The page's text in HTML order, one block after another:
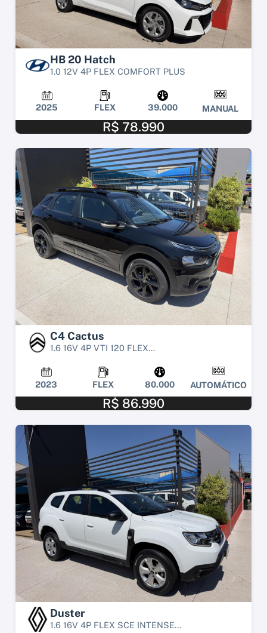
HB 20 Hatch
1.0 12V 4P FLEX COMFORT PLUS
2025 FLEX 39.000 MANUAL
R$ 78.990
C4 Cactus
1.6 16V 4P VTI 120 FLEX...
2023 FLEX 80.000 AUTOMÁTICO
R$ 86.990
Duster
1.6 16V 4P FLEX SCE INTENSE...